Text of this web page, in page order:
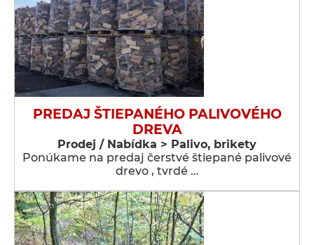
PREDAJ ŠTIEPANÉHO PALIVOVÉHO
DREVA
Prodej / Nabídka > Palivo, brikety
Ponúkame na predaj čerstvé štiepané palivové
drevo , tvrdé …